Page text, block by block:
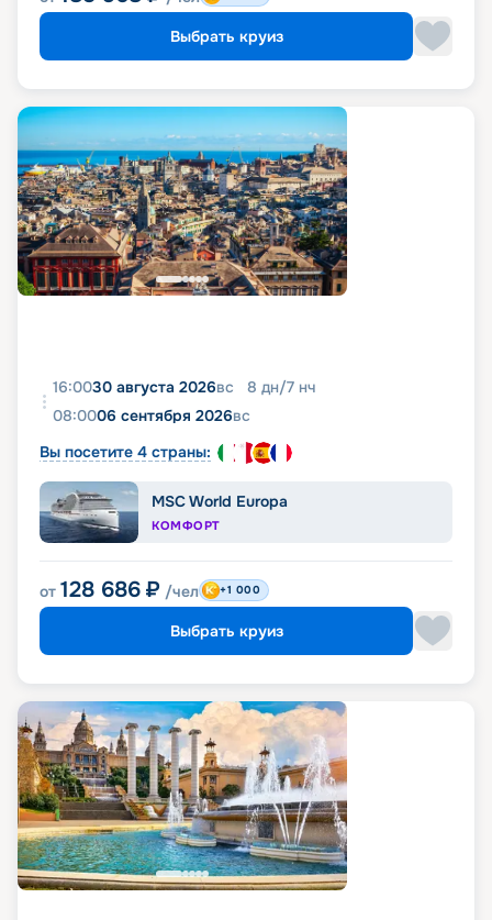
Выбрать круиз
16:0030 августа 2026вс 8 дн/7 нч
08:0006 сентября 2026вс
Вы посетите 4 страны:
MSC World Europa
КОМФОРТ
от 128 686 ₽ /чел +1 000
Выбрать круиз